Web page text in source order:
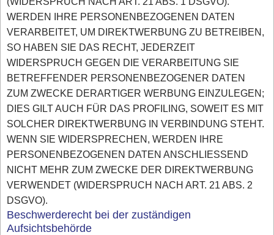
WERDEN IHRE PERSONENBEZOGENEN DATEN
VERARBEITET, UM DIREKTWERBUNG ZU BETREIBEN,
SO HABEN SIE DAS RECHT, JEDERZEIT
WIDERSPRUCH GEGEN DIE VERARBEITUNG SIE
BETREFFENDER PERSONENBEZOGENER DATEN
ZUM ZWECKE DERARTIGER WERBUNG EINZULEGEN;
DIES GILT AUCH FÜR DAS PROFILING, SOWEIT ES MIT
SOLCHER DIREKTWERBUNG IN VERBINDUNG STEHT.
WENN SIE WIDERSPRECHEN, WERDEN IHRE
PERSONENBEZOGENEN DATEN ANSCHLIESSEND
NICHT MEHR ZUM ZWECKE DER DIREKTWERBUNG
VERWENDET (WIDERSPRUCH NACH ART. 21 ABS. 2
DSGVO).
Beschwerderecht bei der zuständigen
Aufsichtsbehörde